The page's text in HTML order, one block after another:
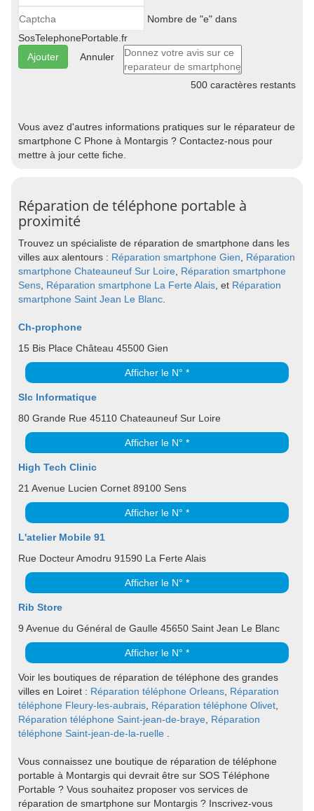
Nombre de "e" dans
SosTelephonePortable.fr
Annuler
500 caractères restants
Vous avez d'autres informations pratiques sur le réparateur de
smartphone C Phone à Montargis ? Contactez-nous pour
mettre à jour cette fiche.
Réparation de téléphone portable à
proximité
Trouvez un spécialiste de réparation de smartphone dans les
villes aux alentours : Réparation smartphone Gien
Réparation
smartphone Chateauneuf Sur Loire
Réparation smartphone
Sens Réparation smartphone La Ferte Alais , et Réparation
smartphone Saint Jean Le Blanc
Ch-prophone
15 Bis Place Château 45500 Gien
Afficher le N° *
Slc Informatique
80 Grande Rue 45110 Chateauneuf Sur Loire
Afficher le N° *
High Tech Clinic
21 Avenue Lucien Cornet 89100 Sens
Afficher le N° *
L'atelier Mobile 91
Rue Docteur Amodru 91590 La Ferte Alais
Afficher le N° *
Rib Store
9 Avenue du Général de Gaulle 45650 Saint Jean Le Blanc
Afficher le N° *
Voir les boutiques de réparation de téléphone des grandes
villes en Loiret : Réparation téléphone Orleans Réparation
téléphone Fleury-les-aubrais Réparation téléphone Olivet
Réparation téléphone Saint-jean-de-braye
Réparation
téléphone Saint-jean-de-la-ruelle
Vous connaissez une boutique de réparation de téléphone
portable à Montargis qui devrait être sur SOS Téléphone
Portable ? Vous souhaitez proposer vos services de
réparation de smartphone sur Montargis ? Inscrivez-vous